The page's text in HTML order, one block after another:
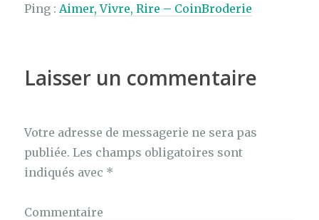
Ping : Aimer, Vivre, Rire – CoinBroderie
Laisser un commentaire
Votre adresse de messagerie ne sera pas
publiée. Les champs obligatoires sont
indiqués avec *
Commentaire